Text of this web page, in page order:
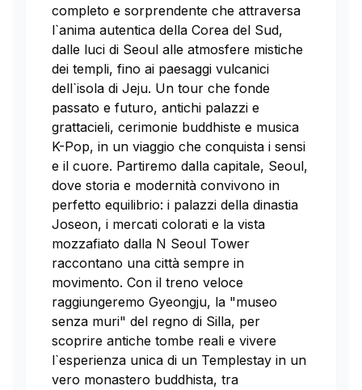
completo e sorprendente che attraversa
l`anima autentica della Corea del Sud,
dalle luci di Seoul alle atmosfere mistiche
dei templi, fino ai paesaggi vulcanici
dell`isola di Jeju. Un tour che fonde
passato e futuro, antichi palazzi e
grattacieli, cerimonie buddhiste e musica
K-Pop, in un viaggio che conquista i sensi
e il cuore. Partiremo dalla capitale, Seoul,
dove storia e modernità convivono in
perfetto equilibrio: i palazzi della dinastia
Joseon, i mercati colorati e la vista
mozzafiato dalla N Seoul Tower
raccontano una città sempre in
movimento. Con il treno veloce
raggiungeremo Gyeongju, la "museo
senza muri" del regno di Silla, per
scoprire antiche tombe reali e vivere
l`esperienza unica di un Templestay in un
vero monastero buddhista, tra